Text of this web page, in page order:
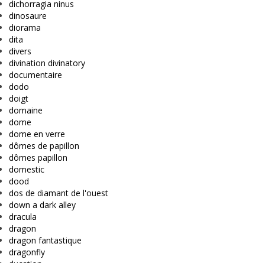
dichorragia ninus
dinosaure
diorama
dita
divers
divination divinatory
documentaire
dodo
doigt
domaine
dome
dome en verre
dômes de papillon
dômes papillon
domestic
dood
dos de diamant de l'ouest
down a dark alley
dracula
dragon
dragon fantastique
dragonfly